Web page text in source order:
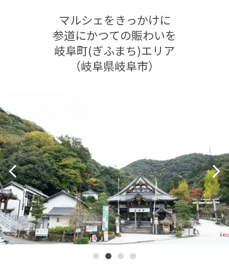
マルシェをきっかけに
参道にかつての賑わいを
岐⾩町(ぎふまち)エリア
（岐⾩県岐⾩市）